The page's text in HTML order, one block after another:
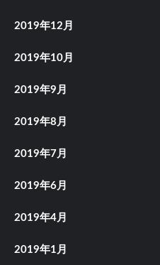
2019年12月
2019年10月
2019年9月
2019年8月
2019年7月
2019年6月
2019年4月
2019年1月